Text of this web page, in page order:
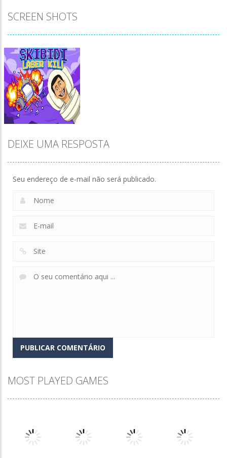
SCREEN SHOTS
DEIXE UMA RESPOSTA
Seu endereço de e-mail não será publicado.
MOST PLAYED GAMES